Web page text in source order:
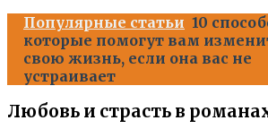
Популярные статьи 10
которые помогут вам
свою жизнь, если она вас не
устраивает
Любовь и страсть в